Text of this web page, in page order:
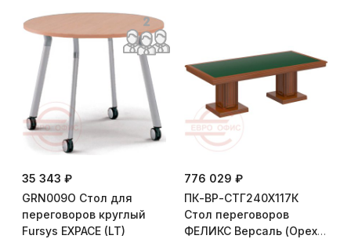
35 343 ₽
GRN009O Стол для
переговоров круглый
Fursys EXPACE (LT)
776 029 ₽
ПК-ВР-СТГ240Х117К
Стол переговоров
ФЕЛИКС Версаль (Орех